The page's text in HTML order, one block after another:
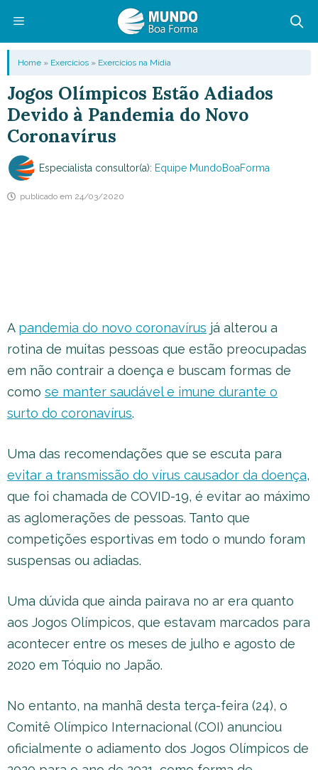
conteúdo
Menu
Home » Exercícios » Exercícios na Mídia
Jogos Olímpicos Estão Adiados
Devido à Pandemia do Novo
Coronavírus
Especialista consultor(a): Equipe MundoBoaForma
publicado em 24/03/2020
A pandemia do novo coronavírus já alterou a
rotina de muitas pessoas que estão preocupadas
em não contrair a doença e buscam formas de
como se manter saudável e imune durante o
surto do coronavírus.
Uma das recomendações que se escuta para
evitar a transmissão do vírus causador da doença,
que foi chamada de COVID-19, é evitar ao máximo
as aglomerações de pessoas. Tanto que
competições esportivas em todo o mundo foram
suspensas ou adiadas.
Uma dúvida que ainda pairava no ar era quanto
aos Jogos Olímpicos, que estavam marcados para
acontecer entre os meses de julho e agosto de
2020 em Tóquio no Japão.
No entanto, na manhã desta terça-feira (24), o
Comitê Olímpico Internacional (COI) anunciou
oficialmente o adiamento dos Jogos Olímpicos de